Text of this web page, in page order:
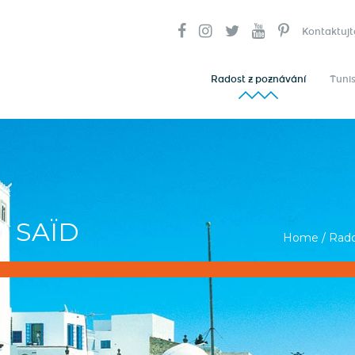
Radost z poznávání
Home /
SAÏD